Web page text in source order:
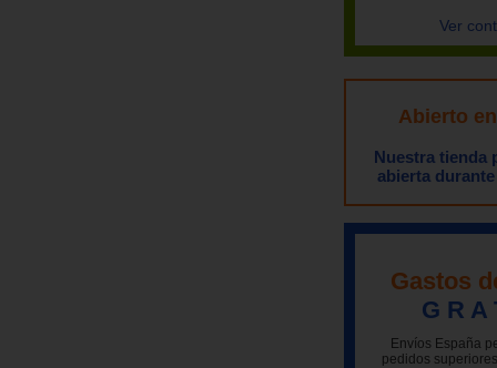
Ver
Abierto
Nuestra tienda
abierta
Gastos
G R A
Envíos España
pedidos